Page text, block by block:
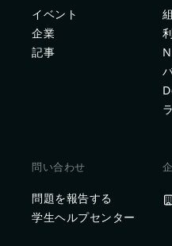
イベント
企業
記事
問い合わせ
問題を報告する
学生ヘルプセンター